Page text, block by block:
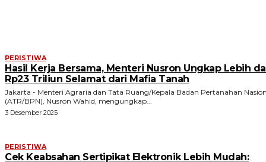
PERISTIWA
Hasil Kerja Bersama, Menteri Nusron Ungkap Lebih
Rp23 Triliun Selamat dari Mafia Tanah
Jakarta - Menteri Agraria dan Tata Ruang/Kepala Badan Pertanahan
(ATR/BPN), Nusron Wahid, mengungkap...
3 Desember 2025
PERISTIWA
Cek Keabsahan Sertipikat Elektronik Lebih Mudah: